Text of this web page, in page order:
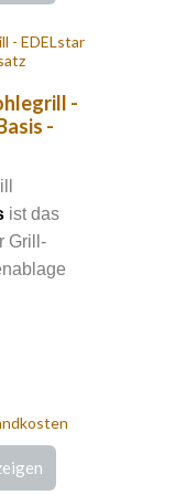
-
-
ist das
Grill-